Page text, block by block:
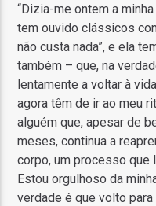
“Dizia-me ontem a
tem ouvido clássicos
não custa nada”, e ela
também – que, na
lentamente a voltar à
agora têm de ir ao meu
alguém que, apesar de
meses, continua a
corpo, um processo que
Estou orgulhoso da
verdade é que volto